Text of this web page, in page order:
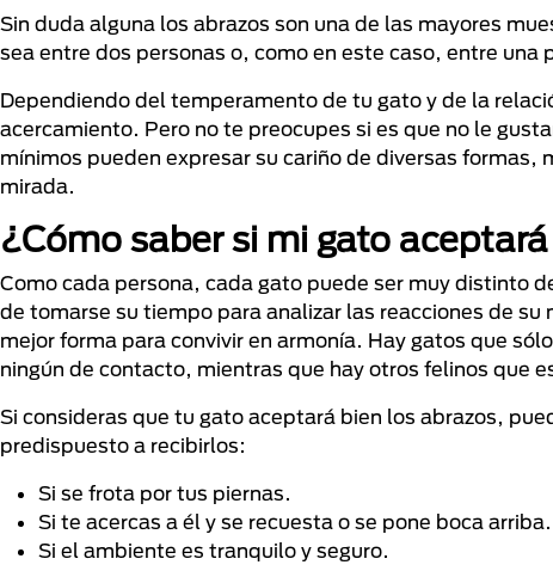
Sin duda alguna los abrazos son una de las mayores
sea entre dos personas o, como en este caso, entre una
Dependiendo del temperamento de tu gato y de la
acercamiento. Pero no te preocupes si es que no le
mínimos pueden expresar su cariño de diversas
mirada.
¿Cómo saber si mi gato
Como cada persona, cada gato puede ser muy distinto
de tomarse su tiempo para analizar las reacciones de
mejor forma para convivir en armonía. Hay gatos que
ningún de contacto, mientras que hay otros felinos que
Si consideras que tu gato aceptará bien los abrazos,
predispuesto a recibirlos:
Si se frota por tus piernas.
Si te acercas a él y se recuesta o se pone boca arriba.
Si el ambiente es tranquilo y seguro.